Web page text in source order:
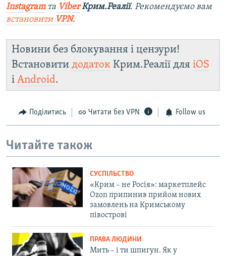
Instagramта ViberКрим.Реалії. Рекомендуємо вам
встановити VPN.
Новини без блокування і цензури!
Встановити додаток Крим.Реалії для iOS
і Android.
Поділитись Читати без VPN Follow us
Читайте також
СУСПІЛЬСТВО
«Крим – не Росія»: маркетплейс
Ozon припинив прийом нових
замовлень на Кримському
півострові
ПРАВА ЛЮДИНИ
Мить – і ти шпигун. Як у